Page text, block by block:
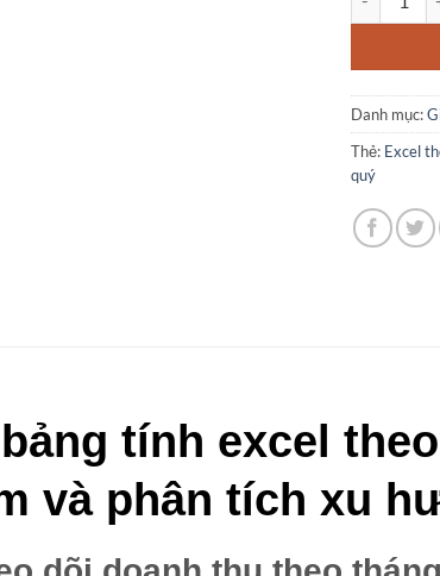
Danh mục:
Thẻ: Excel
quý
tính excel
và phân tích xu